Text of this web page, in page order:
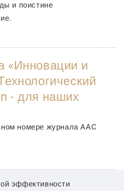
и поистине
«Инновации и
- для наших
номере журнала AAC
эффективности